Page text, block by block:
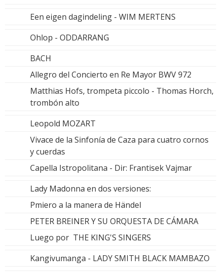
Een eigen dagindeling - WIM MERTENS
Ohlop - ODDARRANG
BACH
Allegro del Concierto en Re Mayor BWV 972
Matthias Hofs, trompeta piccolo - Thomas Horch,
trombón alto
Leopold MOZART
Vivace de la Sinfonía de Caza para cuatro cornos
y cuerdas
Capella Istropolitana - Dir: Frantisek Vajmar
Lady Madonna en dos versiones:
Pmiero a la manera de Händel
PETER BREINER Y SU ORQUESTA DE CÁMARA
Luego por THE KING'S SINGERS
Kangivumanga - LADY SMITH BLACK MAMBAZO